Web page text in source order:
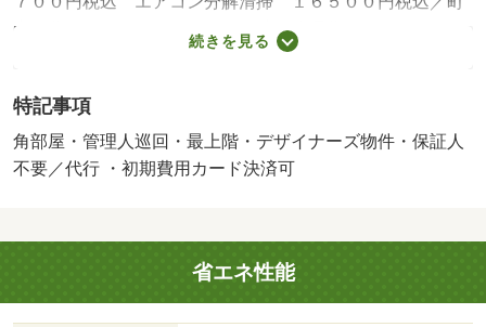
内会費 ３５０円／月額 ２４時間管理費 １１００円／
月額／保証会社利用必：初回契約時：５０％、更新時：１
のエリアでも物件の紹介が可能です。また、オンライン内
覧やご自宅前、最寄り駅への送迎もご相談ください。電子
マネー・クレジットカード決済も対応できます♪◇ホーム
（登録後にお客様のお名前・物件名等を送信願います）／
バストイレ別／エアコン／ガスコンロ対応／クロゼット／
フローリング／シャワー付洗面台／ＴＶインターホン／オ
続きを見る
特記事項
角部屋・管理人巡回・最上階・デザイナーズ物件・保証人
不要／代行 ・初期費用カード決済可
省エネ性能